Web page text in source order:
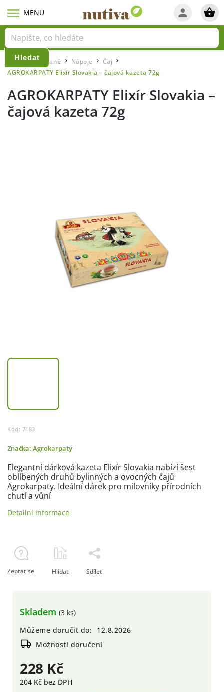
Hledat
Domů / Snídaně Nápoje Čaj /
AGROKARPATY Elixír Slovakia – čajová kazeta 72g
AGROKARPATY Elixír Slovakia –
čajová kazeta 72g
Kód: 7183
Značka: Agrokarpaty
228 Kč
204 Kč bez DPH
Skladem (3 ks)
Můžeme doručit do:
12.8.2026
Možnosti doručení
Elegantní dárková kazeta Elixír Slovakia nabízí šest
oblíbených druhů bylinných a ovocných čajů
Agrokarpaty. Ideální dárek pro milovníky přírodních
chutí a vůní
Detailní informace
Zeptat se Hlídat Sdílet